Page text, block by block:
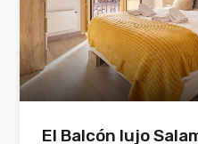
El Balcón lujo